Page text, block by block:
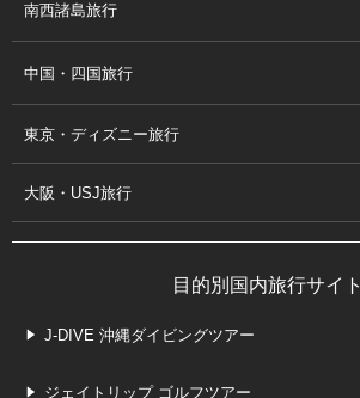
南西諸島旅行
中国・四国旅行
東京・ディズニー旅行
大阪・USJ旅行
目的別国内旅行サイト
J-DIVE 沖縄ダイビングツアー
ジェイトリップ ゴルフツアー